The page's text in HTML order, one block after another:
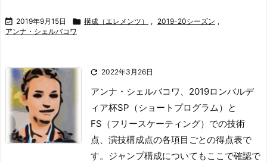
 2019年9月15日  構成（エレメンツ） , 2019-20シーズン ,
アンナ・シェルバコワ
 2022年3月26日
アンナ・シェルバコワ、2019ロンバルデ
ィア杯SP（ショートプログラム）と
FS（フリースケーティング）での技術
点、演技構成点の各項目ごとの得点表で
す。 ジャンプ構成についてもここで確認で